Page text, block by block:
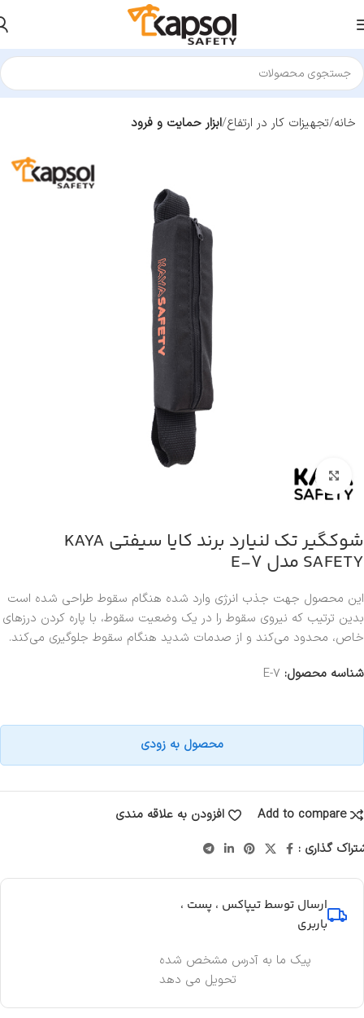
خانه تجهیزات کار در ارتفاع ابزار حمایت و فرود
بزرگنمایی تصویر
شوکگیر تک لنیارد برند کایا سیفتی KAYA
SAFETY مدل E-7
این محصول جهت جذب انرژی وارد شده هنگام سقوط طراحی شده است
بدین ترتیب که نیروی سقوط را در یک وضعیت سقوط، با پاره کردن درزهای
خاص، محدود می‌کند و از صدمات شدید هنگام سقوط جلوگیری می‌کند.
شناسه محصول: E-7
محصول به زودی
Add to compare
افزودن به علاقه مندی
گذاری :
ارسال توسط تیپاکس ، پست ،
باربری
پیک ما به آدرس مشخص شده
تحویل می دهد